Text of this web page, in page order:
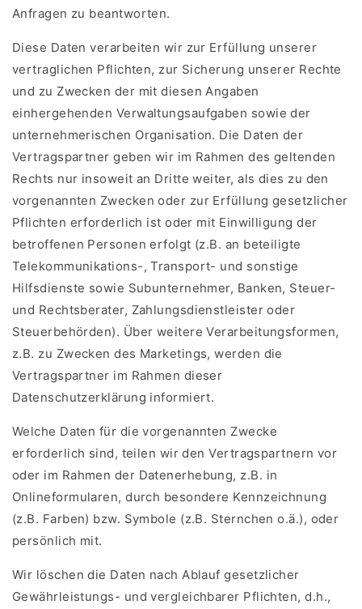
Anfragen zu beantworten.
Diese Daten verarbeiten wir zur Erfüllung unserer
vertraglichen Pflichten, zur Sicherung unserer Rechte
und zu Zwecken der mit diesen Angaben
einhergehenden Verwaltungsaufgaben sowie der
unternehmerischen Organisation. Die Daten der
Vertragspartner geben wir im Rahmen des geltenden
Rechts nur insoweit an Dritte weiter, als dies zu den
vorgenannten Zwecken oder zur Erfüllung gesetzlicher
Pflichten erforderlich ist oder mit Einwilligung der
betroffenen Personen erfolgt (z.B. an beteiligte
Telekommunikations-, Transport- und sonstige
Hilfsdienste sowie Subunternehmer, Banken, Steuer-
und Rechtsberater, Zahlungsdienstleister oder
Steuerbehörden). Über weitere Verarbeitungsformen,
z.B. zu Zwecken des Marketings, werden die
Vertragspartner im Rahmen dieser
Datenschutzerklärung informiert.
Welche Daten für die vorgenannten Zwecke
erforderlich sind, teilen wir den Vertragspartnern vor
oder im Rahmen der Datenerhebung, z.B. in
Onlineformularen, durch besondere Kennzeichnung
(z.B. Farben) bzw. Symbole (z.B. Sternchen o.ä.), oder
persönlich mit.
Wir löschen die Daten nach Ablauf gesetzlicher
Gewährleistungs- und vergleichbarer Pflichten, d.h.,